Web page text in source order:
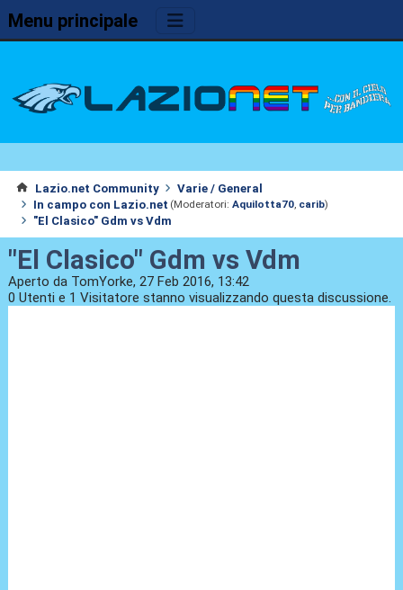
Menu principale
Lazio.net Community
Varie / General
In campo con Lazio.net (Moderatori: Aquilotta70, carib)
"El Clasico" Gdm vs Vdm
"El Clasico" Gdm vs Vdm
Aperto da TomYorke, 27 Feb 2016, 13:42
0 Utenti e 1 Visitatore stanno visualizzando questa discussione.